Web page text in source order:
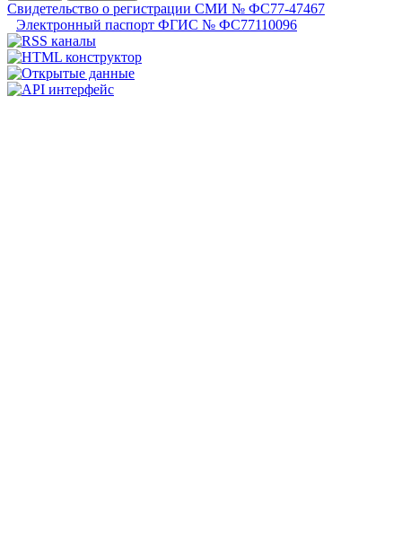
Свидетельство о регистрации СМИ № ФС77-47467
Электронный паспорт ФГИС № ФС77110096